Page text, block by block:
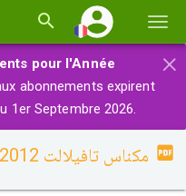
la×
pour l'Année
abonnements expirent
1er Septembre 2026.
مكناس تافيلالت 2012 الموضوع